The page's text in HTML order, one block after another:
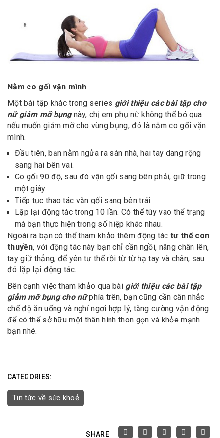
Nằm co gối vặn mình
Một bài tập khác trong series giới thiệu các bài tập cho
nữ giảm mỡ bụngnày, chị em phụ nữ không thể bỏ qua
nếu muốn giảm mỡ cho vùng bụng, đó là nằm co gối vặn
mình.
Đầu tiên, bạn nằm ngửa ra sàn nhà, hai tay dang rộng
sang hai bên vai.
Co gối 90 độ, sau đó vặn gối sang bên phải, giữ trong
một giây.
Tiếp tục thao tác vặn gối sang bên trái.
Lặp lại động tác trong 10 lần. Có thể tùy vào thể trạng
mà bạn thực hiện trong số hiệp khác nhau.
Ngoài ra bạn có thể tham khảo thêm động táctư thế con
thuyền, với động tác này bạn chỉ cần ngồi, nâng chân lên,
tay giữ thẳng, để yên tư thế rồi từ từ hạ tay và chân, sau
đó lặp lại động tác.
Bên cạnh việc tham khảo qua bài giới thiệu các bài tập
giảm mỡ bụng cho nữphía trên, bạn cũng cần cân nhắc
chế độ ăn uống và nghỉ ngơi hợp lý, tăng cường vận động
để có thể sở hữu một thân hình thon gọn và khỏe mạnh
bạn nhé.
CATEGORIES:
Tin tức về sức khoẻ
SHARE: